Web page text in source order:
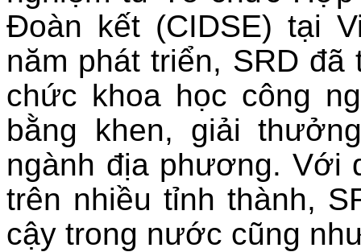
Đoàn kết (CIDSE) tại
năm phát triển, SRD
chức khoa học công
bằng khen, giải
ngành địa phương. Với
trên nhiều tỉnh thành,
cậy trong nước cũng